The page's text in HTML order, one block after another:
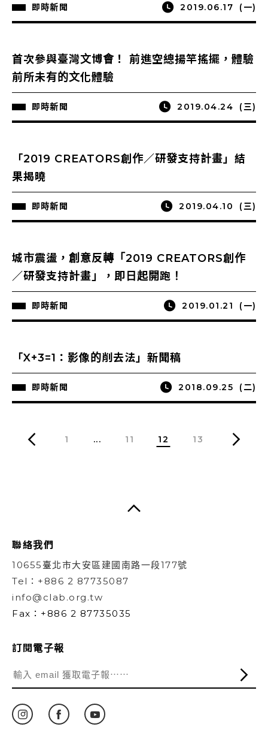
即時新聞 2019.06.17 (一)
首次參與臺灣文博會！ 前進空總揚竿搖擺，體驗
前所未有的文化體驗
即時新聞 2019.04.24 (三)
「2019 CREATORS創作／研發支持計畫」結
果揭曉
即時新聞 2019.04.10 (三)
城市震盪，創意反轉「2019 CREATORS創作
／研發支持計畫」，即日起開跑！
即時新聞 2019.01.21 (一)
「X+3=1：影像的削去法」新聞稿
即時新聞 2018.09.25 (二)
1 ... 11 12 13
聯絡我們
10655臺北市大安區建國南路一段177號
Tel：+886 2 87735087
info@clab.org.tw
Fax：+886 2 87735035
訂閱電子報